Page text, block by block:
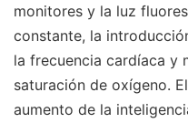
monitores y la luz
constante, la
la frecuencia cardíaca y
saturación de oxígeno.
aumento de la